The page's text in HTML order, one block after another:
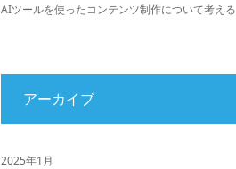
AIツールを使ったコンテンツ制作について考える
アーカイブ
2025年1月